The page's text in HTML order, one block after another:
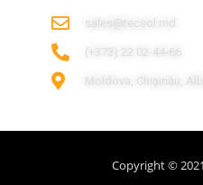
sales@tecsol.md
‎(+373) 22 02-44-66
Moldova, Chișinău,
Copyright © 2021